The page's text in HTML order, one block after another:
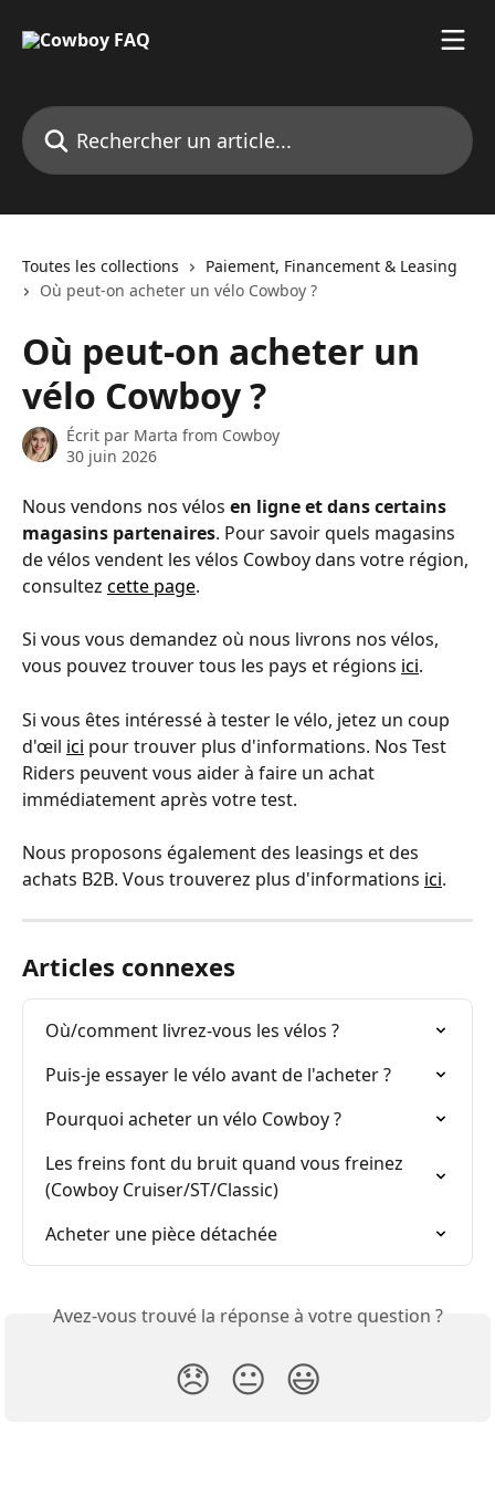
Rechercher un article...
Toutes les collections
Paiement, Financement & Leasing
Où peut-on acheter un vélo Cowboy ?
Où peut-on acheter un
vélo Cowboy ?
Écrit par Marta from Cowboy
30 juin 2026
Nous vendons nos vélos en ligne et dans certains
magasins partenaires. Pour savoir quels magasins
de vélos vendent les vélos Cowboy dans votre région,
consultez cette page.
Si vous vous demandez où nous livrons nos vélos,
vous pouvez trouver tous les pays et régions ici.
Si vous êtes intéressé à tester le vélo, jetez un coup
d'œil ici pour trouver plus d'informations. Nos Test
Riders peuvent vous aider à faire un achat
immédiatement après votre test.
Nous proposons également des leasings et des
achats B2B. Vous trouverez plus d'informations ici.
Articles connexes
Où/comment livrez-vous les vélos ?
Puis-je essayer le vélo avant de l'acheter ?
Pourquoi acheter un vélo Cowboy ?
Les freins font du bruit quand vous freinez
(Cowboy Cruiser/ST/Classic)
Acheter une pièce détachée
Avez-vous trouvé la réponse à votre question ?
😞 😐 😃